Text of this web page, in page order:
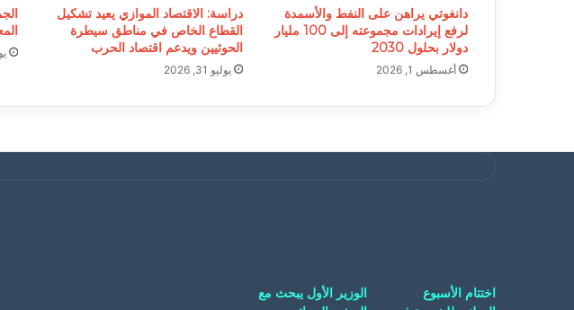
دانغوتي يراهن على النفط والأسمدة
لرفع إيرادات مجموعته إلى 100 مليار
دولار بحلول 2030
أغسطس 1, 2026
دراسة: الاقتصاد الموازي يعيد تشكيل
القطاع الخاص في مناطق سيطرة
الحوثيين ويدعم اقتصاد الحرب
يوليو 31, 2026
اختتام الأسبوع
الوزير الأول يبحث مع